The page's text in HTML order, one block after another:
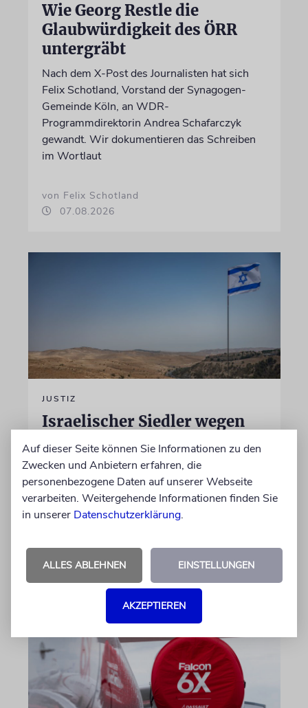
Wie Georg Restle die
Glaubwürdigkeit des ÖRR
untergräbt
Nach dem X-Post des Journalisten hat sich
Felix Schotland, Vorstand der Synagogen-
Gemeinde Köln, an WDR-
Programmdirektorin Andrea Schafarczyk
gewandt. Wir dokumentieren das Schreiben
im Wortlaut
von Felix Schotland
07.08.2026
JUSTIZ
Israelischer Siedler wegen
Tötung eines Palästinensers
angeklagt
Der getötete Aktivist setzte sich gegen
Siedlergewalt ein und war an dem Oscar-
prämierten Film »No Other Land« beteiligt.
Auf dieser Seite können Sie Informationen zu den
Zwecken und Anbietern erfahren, die
personenbezogene Daten auf unserer Webseite
verarbeiten. Weitergehende Informationen finden Sie
in unserer Datenschutzerklärung.
ALLES ABLEHNEN EINSTELLUNGEN
AKZEPTIEREN